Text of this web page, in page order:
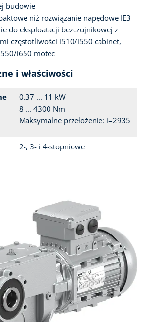
budowie
niż rozwiązanie napędowe IE3
do eksploatacji bezczujnikowej z
częstotliwości i510/i550 cabinet,
i650 motec
i właściwości
0.37 ... 11 kW
8 ... 4300 Nm
Maksymalne przełożenie: i=2935
2-, 3- i 4-stopniowe